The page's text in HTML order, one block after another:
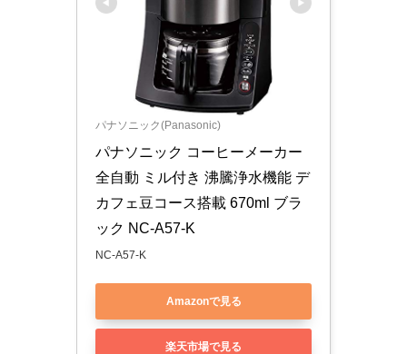
パナソニック(Panasonic)
パナソニック コーヒーメーカー
全自動 ミル付き 沸騰浄水機能 デ
カフェ豆コース搭載 670ml ブラ
ック NC-A57-K
NC-A57-K
Amazonで見る
楽天市場で見る